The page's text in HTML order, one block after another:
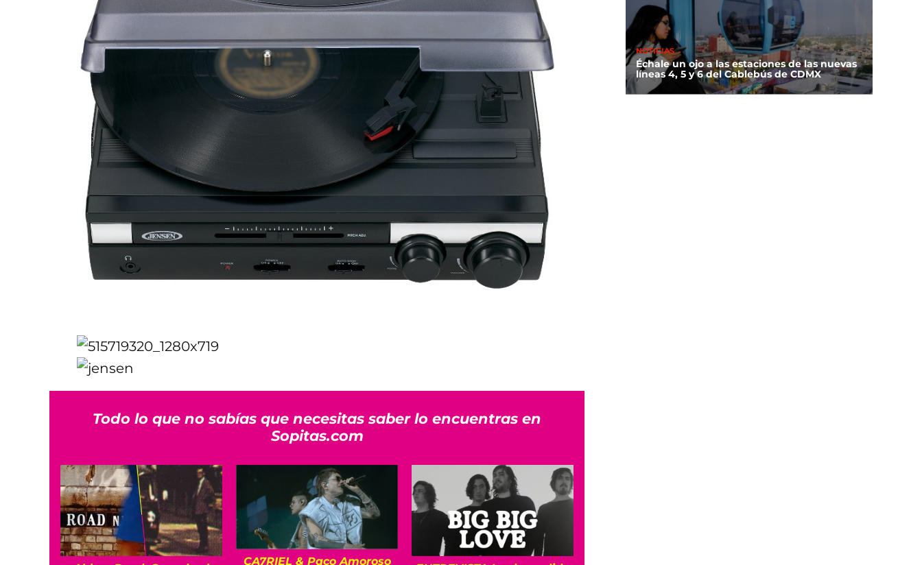
Todo lo que no sabías que necesitas saber lo encuentras en
Sopitas.com
CA7RIEL & Paco Amoroso
NOTICIAS
Échale un ojo a las estaciones de las nuevas
líneas 4, 5 y 6 del Cablebús de CDMX